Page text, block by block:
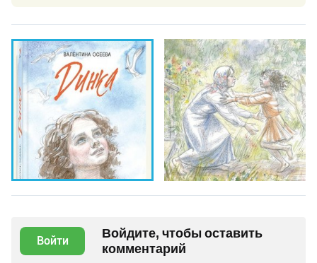
Войти
Войдите, чтобы оставить
комментарий